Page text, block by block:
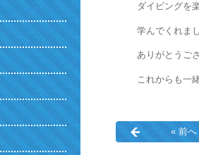
ダイビングを
学んでくれま
ありがとうご
これからも一
« 前へ